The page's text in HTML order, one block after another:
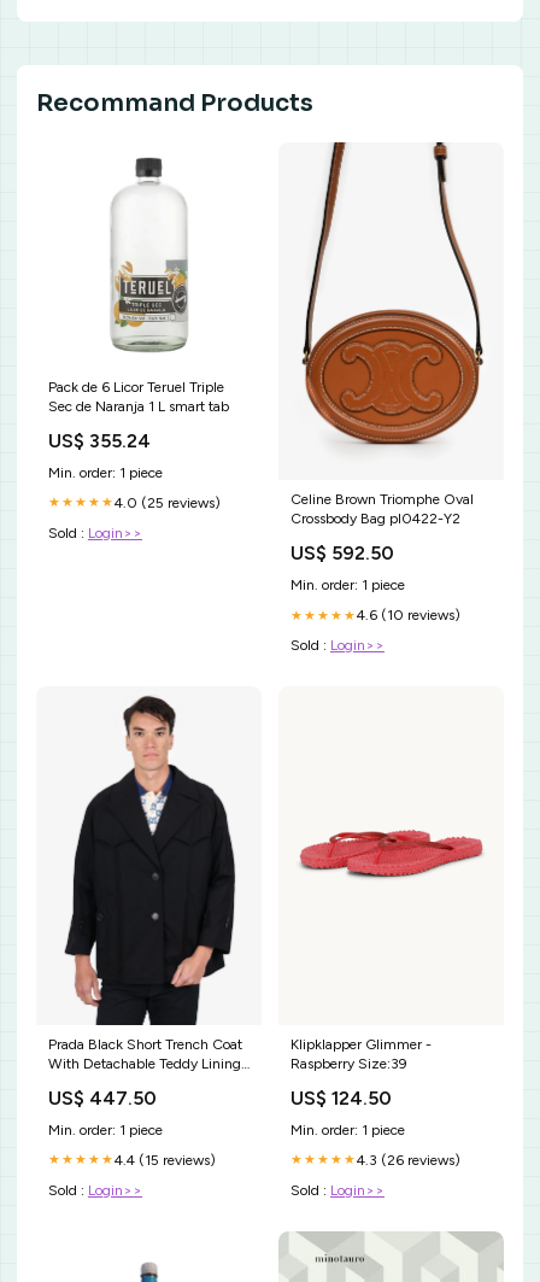
Recommand Products
Pack de 6 Licor Teruel Triple
Sec de Naranja 1 L smart tab
US$ 355.24
Min. order: 1 piece
★★★★★4.0 (25 reviews)
Sold : Login>>
Celine Brown Triomphe Oval
Crossbody Bag pl0422-Y2
US$ 592.50
Min. order: 1 piece
★★★★★4.6 (10 reviews)
Sold : Login>>
Prada Black Short Trench Coat
With Detachable Teddy Lining
US$ 447.50
Min. order: 1 piece
★★★★★4.4 (15 reviews)
Sold : Login>>
Klipklapper Glimmer -
Raspberry Size:39
US$ 124.50
Min. order: 1 piece
★★★★★4.3 (26 reviews)
Sold : Login>>